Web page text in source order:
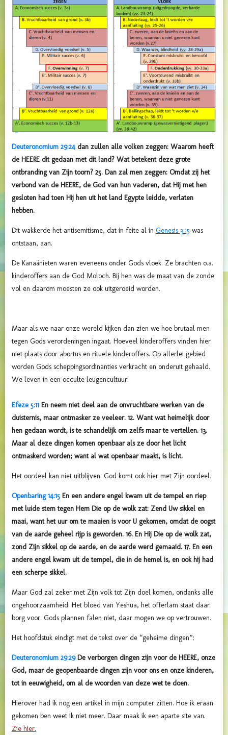
Deuteronomium 29:24 dan zullen alle volken zeggen: Waarom heeft
de HEERE dit gedaan met dit land? Wat betekent deze grote
ontbranding van Zijn toorn? 25. Dan zal men zeggen: Omdat zij het
verbond van de HEERE, de God van hun vaderen, dat Hij met hen
gesloten had toen Hij hen uit het land Egypte leidde, verlaten
hebben.
Dit wakkerde het antisemitisme, dat in feite al in Genesis 3:15 was
ontstaan, aan.
De Kanaänieten waren eveneens onder Gods vloek. Ze brachten o.a.
kinderoffers aan de God Moloch. Bij hen was de maat van de zonde
vol en daarom moesten ze ook uitgeroeid worden.
Maar als we naar onze wereld kijken dan zien we hoe brutaal men
tegen Gods verordeningen ingaat. Hoeveel kinderoffers vinden hier
niet plaats door abortus en rituele kinderoffers. Op allerlei gebied
worden Gods scheppingsordinanties verkracht en onderuit gehaald.
We leven in een occulte leugencultuur.
Efeze 5:11 En neem niet deel aan de onvruchtbare werken van de
duisternis, maar ontmasker ze veeleer. 12. Want wat heimelijk door
hen gedaan wordt, is te schandelijk om zelfs maar te vertellen. 13.
Maar al deze dingen komen openbaar als ze door het licht
ontmaskerd worden; want al wat openbaar maakt, is licht.
Het oordeel kan niet uitblijven. God komt ook hier met Zijn oordeel.
Openbaring 14:15 En een andere engel kwam uit de tempel en riep
met luide stem tegen Hem Die op de wolk zat: Zend Uw sikkel en
maai, want het uur om te maaien is voor U gekomen, omdat de oogst
van de aarde geheel rijp is geworden. 16. En Hij Die op de wolk zat,
zond Zijn sikkel op de aarde, en de aarde werd gemaaid. 17. En een
andere engel kwam uit de tempel, die in de hemel is, en ook hij had
een scherpe sikkel.
Maar God zal zeker met Zijn volk tot Zijn doel komen, ondanks alle
ongehoorzaamheid. Het bloed van Yeshua, het offerlam staat daar
borg voor. Gods plannen falen niet, daar mogen we op vertrouwen.
Het hoofdstuk eindigt met de tekst over de “geheime dingen”:
Deuteronomium 29:29De verborgen dingen zijn voor de HEERE, onze
God, maar de geopenbaarde dingen zijn voor ons en onze kinderen,
tot in eeuwigheid, om al de woorden van deze wet te doen.
Hierover had ik nog een artikel in mijn computer zitten. Hoe ik eraan
gekomen ben weet ik niet meer. Daar maak ik een aparte site van.
Zie hier.